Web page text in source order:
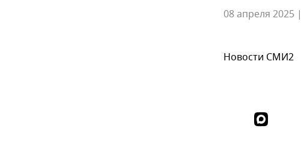
08 апреля 2025
Новости СМИ2